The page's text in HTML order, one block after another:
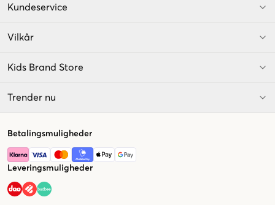
Kundeservice
Vilkår
Kids Brand Store
Trender nu
Betalingsmuligheder
Leveringsmuligheder